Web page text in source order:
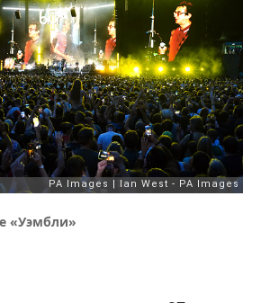
«Уэмбли»